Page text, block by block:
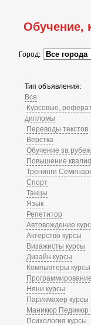
Обучение,
Город:
Тип объявления:
Все
Курсовые,
дипломы
Переводы текстов
Верстка
Обучение за
Повышение
Тренинги
Спорт
Танцы
Язык
Репетитор
Автовождение
Актерство курсы
Визажисты курсы
Дизайн курсы
Компьютеры курсы
Няни курсы
Парикмахер курсы
Маникюр Педикюр
Психология курсы